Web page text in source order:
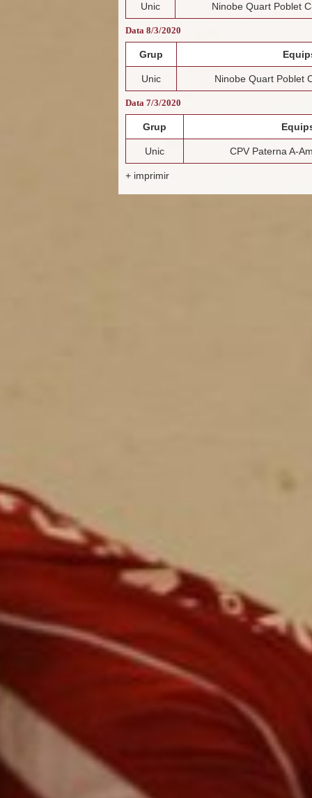
Unic Ninobe Quart Poblet
Data 8/3/2020
Grup
Unic Ninobe Quart Poblet
Data 7/3/2020
Grup
Unic CPV Paterna A-
+ imprimir